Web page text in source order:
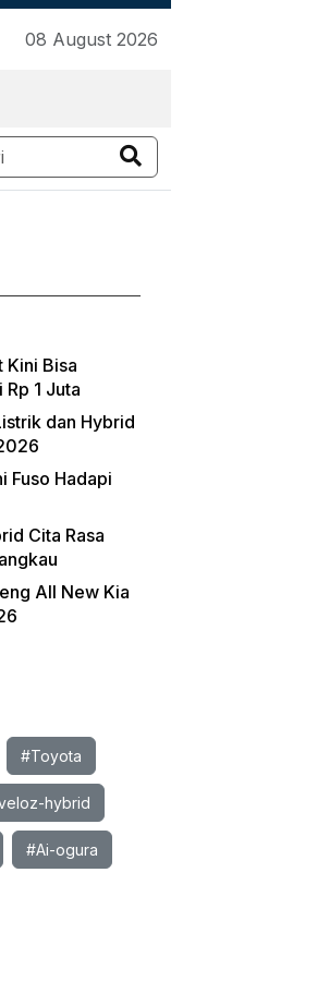
08 August 2026
Kini Bisa
1 Juta
dan Hybrid
Fuso Hadapi
Cita Rasa
All New Kia
#Toyota
hybrid
#Ai-ogura